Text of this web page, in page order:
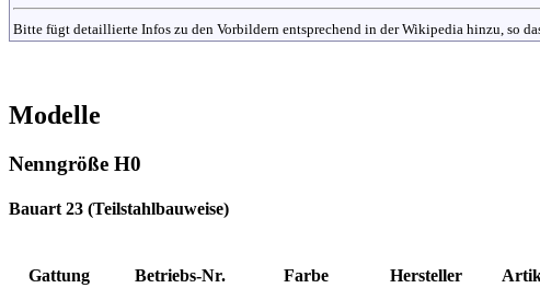
Bitte fügt detaillierte Infos zu den Vorbildern entsprechend in der Wikipedia hinzu, so
Modelle
Nenngröße H0
Bauart 23 (Teilstahlbauweise)
Gattung
Betriebs-Nr. Farbe Her­steller